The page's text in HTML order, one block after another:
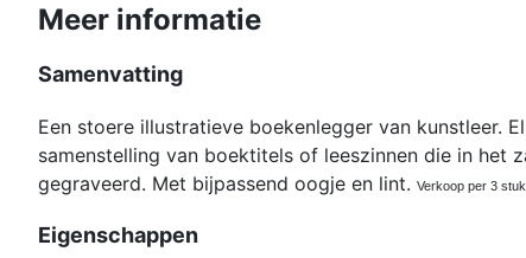
Meer informatie
Samenvatting
Een stoere illustratieve boekenlegger van kunstleer.
samenstelling van boektitels of leeszinnen die in het
gegraveerd. Met bijpassend oogje en lint. Verkoop per 3
Eigenschappen